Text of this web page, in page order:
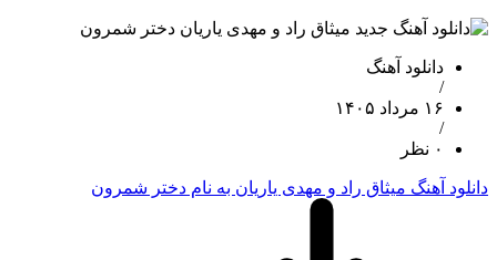
دانلود آهنگ
/
۱۶ مرداد ۱۴۰۵
/
۰ نظر
دانلود آهنگ میثاق راد و مهدی یاریان به نام دختر شمرون